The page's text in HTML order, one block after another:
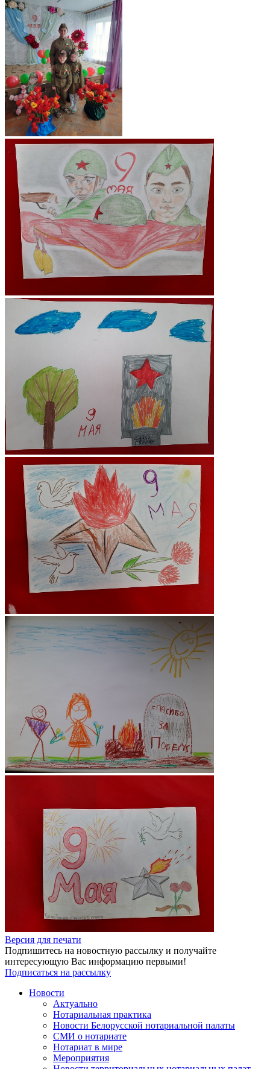
Версия для печати
Подпишитесь на новостную рассылку и получайте
интересующую Вас информацию первыми!
Подписаться на рассылку
Новости
Актуально
Нотариальная практика
Новости Белорусской нотариальной палаты
СМИ о нотариате
Нотариат в мире
Мероприятия